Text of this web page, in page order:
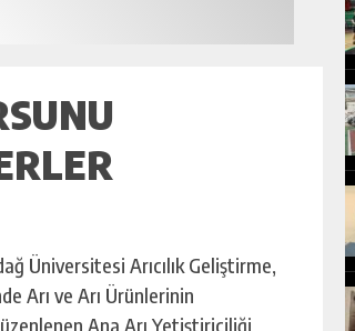
Üniversitesi Arıcılık Geliştirme,
Arı ve Arı Ürünlerinin
Ana Arı Yetiştiriciliği